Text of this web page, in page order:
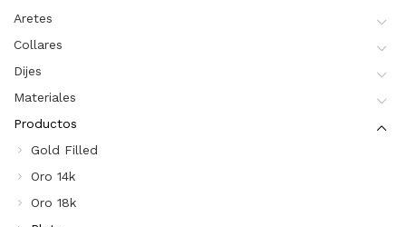
Aretes
Collares
Dijes
Materiales
Productos
Gold Filled
Oro 14k
Oro 18k